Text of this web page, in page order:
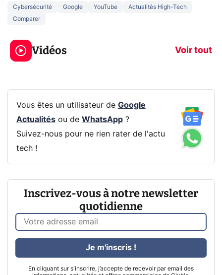
Cybersécurité Google YouTube
Actualités High-Tech
Comparer
Vidéos Voir tout
5 générations de
jeux dans la
prochaine Xbox !
navigation
Vous êtes un utilisateur de Google
Actualitésou de WhatsApp?
Suivez-nous pour ne rien rater de l'actu
tech !
Inscrivez-vous à notre newsletter
quotidienne
En cliquant sur s'inscrire, j’accepte de recevoir par email des
Je m'inscris !